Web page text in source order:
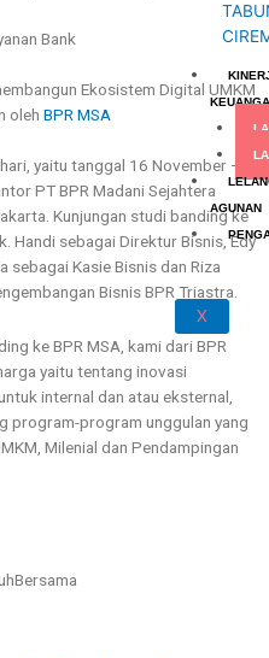
AGUNAN
X
Bank
Ekosistem Digital UMKM
olehBPR MSA
yaitu tanggal 16 November –
PT BPR Madani Sejahtera
Kunjungan studi banding ke
Handi sebagai Direktur Bisnis, Edy
sebagai Kasie Bisnis dan Riza
Bisnis BPR Triastra.
ke BPR MSA, kami dari BPR
yaitu tentang inovasi
internal dan atau eksternal,
program-program unggulan yang
Milenial dan Pendampingan